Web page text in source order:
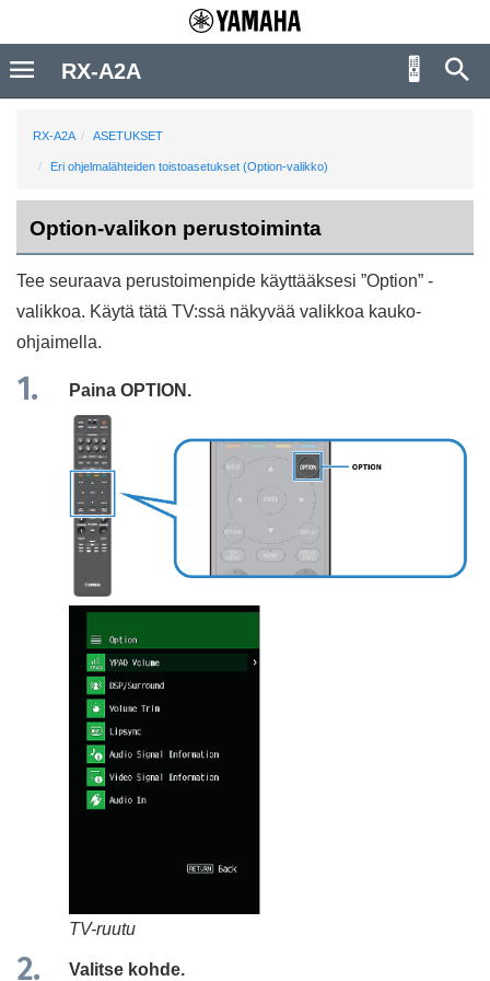
RX-A2A ASETUKSET
Eri ohjelmalähteiden toistoasetukset (Option-valikko)
Option-valikon perustoiminta
Tee seuraava perustoimenpide käyttääksesi ”Option” -
valikkoa. Käytä tätä TV:ssä näkyvää valikkoa kauko-
ohjaimella.
Paina OPTION .
TV-ruutu
Valitse kohde.
RX-A2A